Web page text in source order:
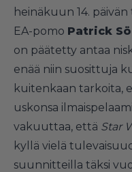
heinäkuun 14. päivän
EA-pomo Patrick
on päätetty antaa
enää niin suosittuja
kuitenkaan tarkoita,
uskonsa
vakuuttaa, että Star
kyllä vielä
suunnitteilla täksi